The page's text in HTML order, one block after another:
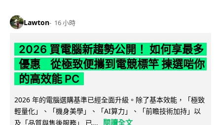
Lawton 16 小時
2026 買電腦新趨勢公開！ 如何享最多
優惠 從極致便攜到電競標竿 揀選啱你
的高效能 PC
2026 年的電腦選購基準已經全面升級。除了基本效能，「極致
輕量化」、「機身美學」、「AI算力」、「前瞻技術加持」以
及「品質與售後服務」 已...
閱讀全文